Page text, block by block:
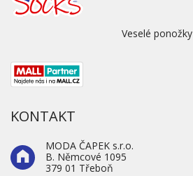
Veselé ponožky
KONTAKT
MODA ČAPEK s.r.o.
B. Němcové 1095
379 01 Třeboň